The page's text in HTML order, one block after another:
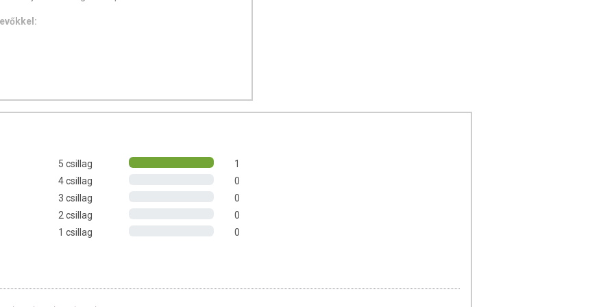
megviselt bőrét
bőrt
5 csillag
1
4 csillag
0
3 csillag
0
2 csillag
0
1 csillag
0